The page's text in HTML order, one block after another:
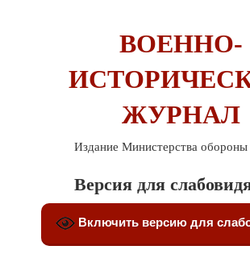
ВОЕННО-
ЖУРНАЛ
Издание Министерства обороны
Версия для
Включить версию для